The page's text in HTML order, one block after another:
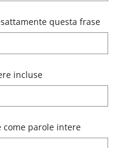
questa frase
incluse
come parole intere